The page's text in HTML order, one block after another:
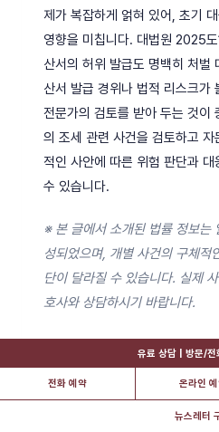
제가 복잡하게 얽혀 있어, 초기
영향을 미칩니다. 대법원 2025
산서의 허위 발급도 명백히 처벌
산서 발급 경위나 법적 리스크가
전문가의 검토를 받아 두는 것이
의 조세 관련 사건을 검토하고 자
적인 사안에 따른 위험 판단과
수 있습니다.
※ 본 글에서 소개된 법률 정보는
성되었으며, 개별 사건의 구체적
단이 달라질 수 있습니다. 실제
호사와 상담하시기 바랍니다.
유료 상담 | 방문/전
전화 예약 온라인
뉴스레터